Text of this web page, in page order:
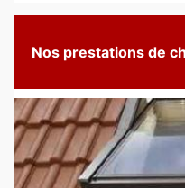
Nos prestations de